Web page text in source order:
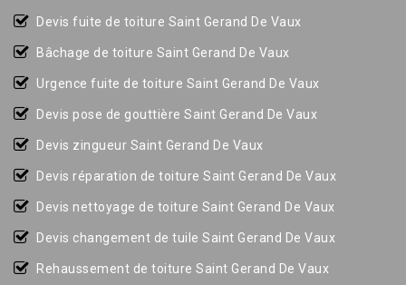
Devis fuite de toiture Saint Gerand De Vaux
Bâchage de toiture Saint Gerand De Vaux
Urgence fuite de toiture Saint Gerand De Vaux
Devis pose de gouttière Saint Gerand De Vaux
Devis zingueur Saint Gerand De Vaux
Devis réparation de toiture Saint Gerand De Vaux
Devis nettoyage de toiture Saint Gerand De Vaux
Devis changement de tuile Saint Gerand De Vaux
Rehaussement de toiture Saint Gerand De Vaux